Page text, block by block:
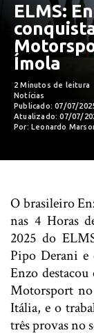
ELMS:
Ímola
2 Minutos de leitura
Notícias
Publicado: 07/07/
Atualizado: 07/07/
Por: Leonardo
O brasileiro
nas 4 Horas
2025 do
Pipo Derani e
Enzo
Motorsport
Itália, e o
três provas no